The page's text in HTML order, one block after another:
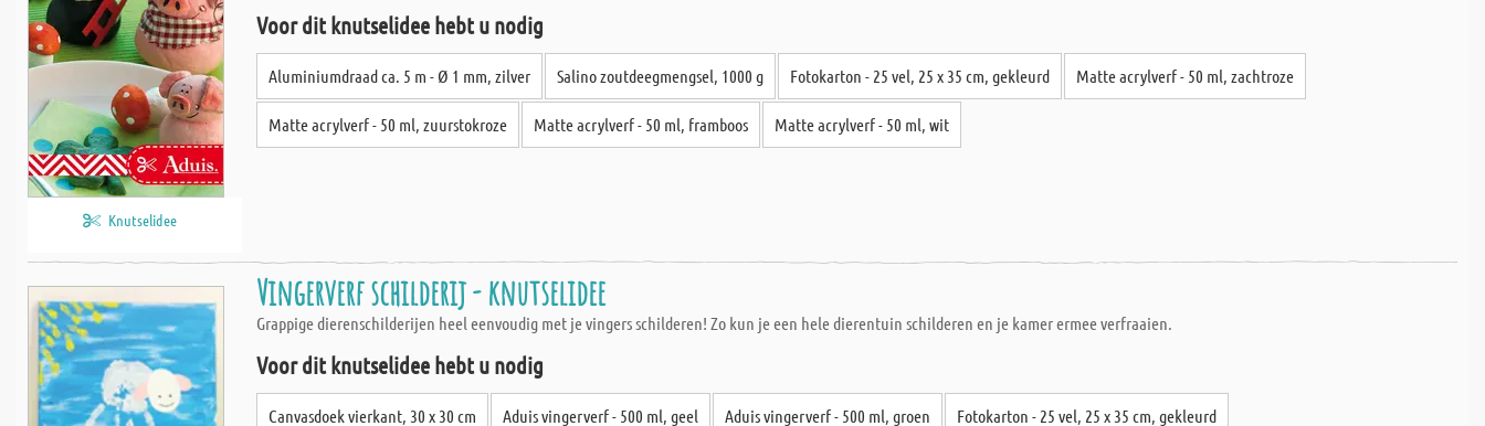
Knutselidee
Voor dit knutselidee hebt u nodig
Aluminiumdraad ca. 5 m - Ø 1 mm, zilver Salino zoutdeegmengsel, 1000 g Fotokarton - 25 vel, 25 x 35 cm, gekleurd Matte acrylverf - 50 ml, zachtroze
Matte acrylverf - 50 ml, zuurstokroze Matte acrylverf - 50 ml, framboos Matte acrylverf - 50 ml, wit
Vingerverf schilderij - knutselidee
Grappige dierenschilderijen heel eenvoudig met je vingers schilderen! Zo kun je een hele dierentuin schilderen en je kamer ermee verfraaien.
Voor dit knutselidee hebt u nodig
Canvasdoek vierkant, 30 x 30 cm Aduis vingerverf - 500 ml, geel Aduis vingerverf - 500 ml, groen Fotokarton - 25 vel, 25 x 35 cm, gekleurd